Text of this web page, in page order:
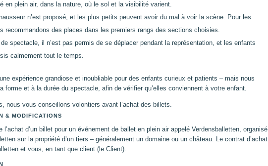
en plein air, dans la nature, où le sol et la visibilité varient.
n’est proposé, et les plus petits peuvent avoir du mal à voir la scène. Pour les
recommandons des places dans les premiers rangs des sections choisies.
spectacle, il n’est pas permis de se déplacer pendant la représentation, et les enfants
calmement tout le temps.
expérience grandiose et inoubliable pour des enfants curieux et patients – mais nous
forme et à la durée du spectacle, afin de vérifier qu’elles conviennent à votre enfant.
nous vous conseillons volontiers avant l’achat des billets.
& MODIFICATIONS
l’achat d’un billet pour un événement de ballet en plein air appelé Verdensballetten, organisé
sur la propriété d’un tiers – généralement un domaine ou un château. Le contrat d’achat
et vous, en tant que client (le Client).